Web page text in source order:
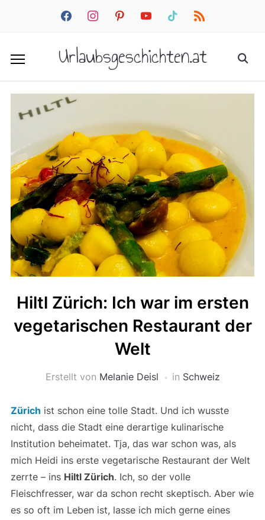
facebookinstagrampinterestyoutube tiktok rss
Urlaubsgeschichten.at
Hiltl Zürich: Ich war im ersten
vegetarischen Restaurant der
Welt
Erstellt von Melanie Deisl in Schweiz
Zürich ist schon eine tolle Stadt. Und ich wusste
nicht, dass die Stadt eine derartige kulinarische
Institution beheimatet. Tja, das war schon was, als
mich Heidi ins erste vegetarische Restaurant der Welt
zerrte – ins Hiltl Zürich. Ich, so der volle
Fleischfresser, war da schon recht skeptisch. Aber wie
es so oft im Leben ist, lasse ich mich gerne eines